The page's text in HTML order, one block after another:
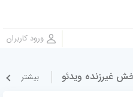
غيرزنده ویدئو بيشتر